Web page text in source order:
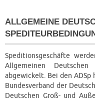
ALLGEMEINE
Speditionsgeschäfte
Allgemeinen
abgewickelt. Bei den ADSp
Bundesverband der
Deutschen Groß- und